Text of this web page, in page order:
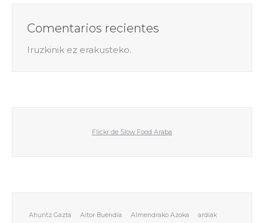
Comentarios recientes
Iruzkinik ez erakusteko.
Flickr de Slow Food Araba
Ahuntz Gazta Aitor Buendía Almendrako Azoka
ardiak